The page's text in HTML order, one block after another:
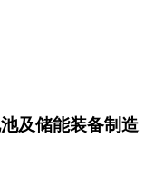
及储能装备制造